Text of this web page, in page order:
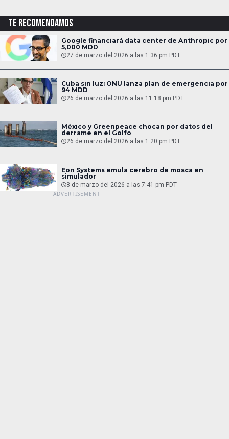
TE RECOMENDAMOS
Google financiará data center de Anthropic por
5,000 MDD
27 de marzo del 2026 a las 1:36 pm PDT
Cuba sin luz: ONU lanza plan de emergencia por
94 MDD
26 de marzo del 2026 a las 11:18 pm PDT
México y Greenpeace chocan por datos del
derrame en el Golfo
26 de marzo del 2026 a las 1:20 pm PDT
Eon Systems emula cerebro de mosca en
simulador
8 de marzo del 2026 a las 7:41 pm PDT